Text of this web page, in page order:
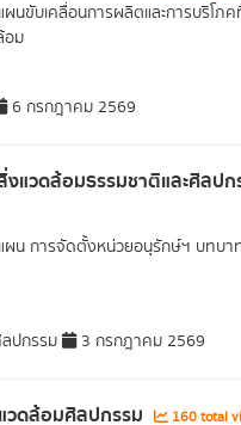
นขับเคลื่อนการผลิตและการบริโ
อม
6 กรกฎาคม 2569
แวดล้อมธรรมชาติและศิลปก
ผน การจัดตั้งหน่วยอนุรักษ์ฯ บทบ
ปกรรม 3 กรกฎาคม 2569
ดล้อมศิลปกรรม 160 total